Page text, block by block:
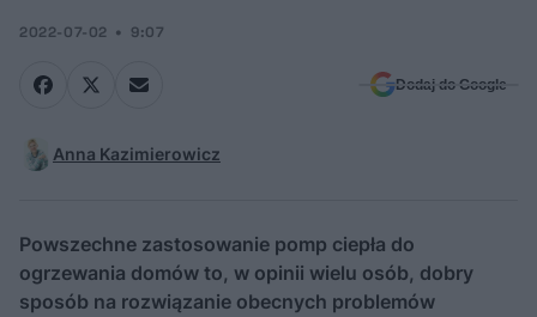
2022-07-02 9:07
Dodaj do Google
Anna Kazimierowicz
Powszechne zastosowanie pomp ciepła do
ogrzewania domów to, w opinii wielu osób, dobry
sposób na rozwiązanie obecnych problemów